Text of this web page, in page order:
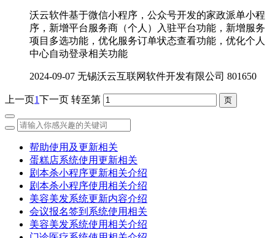
沃云软件基于微信小程序，公众号开发的家政派单小程
序，新增平台服务商（个人）入驻平台功能，新增服务
项目多选功能，优化服务订单状态查看功能，优化个人
中心自动登录相关功能
2024-09-07 无锡沃云互联网软件开发有限公司 801650
上一页1下一页 转至第
帮助使用及更新相关
蛋糕店系统使用更新相关
剧本杀小程序更新相关介绍
剧本杀小程序使用相关介绍
美容美发系统更新内容介绍
会议报名签到系统使用相关
美容美发系统使用相关介绍